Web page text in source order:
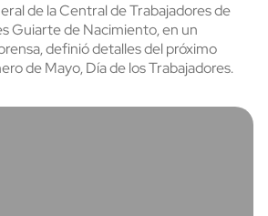
de la Central de Trabajadores de
Guiarte de Nacimiento, en un
definió detalles del próximo
de Mayo, Día de los Trabajadores.